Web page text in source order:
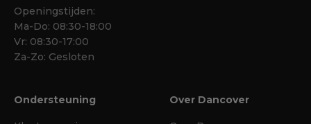
Openingstijden:
Ma-Do: 08:30-18:00
Vr: 08:30-17:00
Za-Zo: Gesloten
Ondersteuning Over Dancover